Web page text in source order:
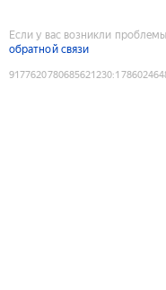
Если у вас возникли
обратной связи
9177620780685621230: